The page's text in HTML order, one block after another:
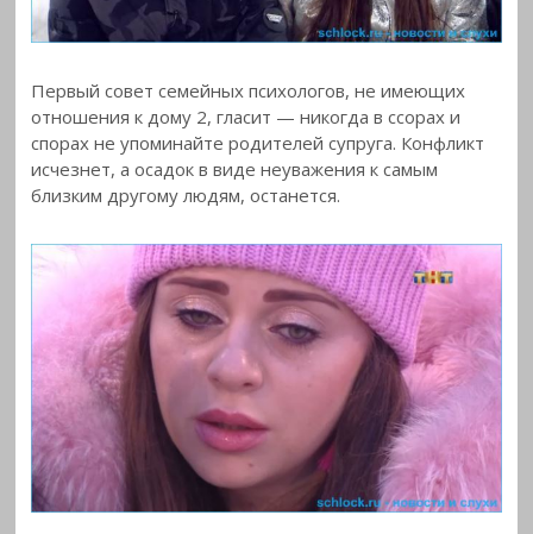
Первый совет семейных психологов, не имеющих
отношения к дому 2, гласит — никогда в ссорах и
спорах не упоминайте родителей супруга. Конфликт
исчезнет, а осадок в виде неуважения к самым
близким другому людям, останется.